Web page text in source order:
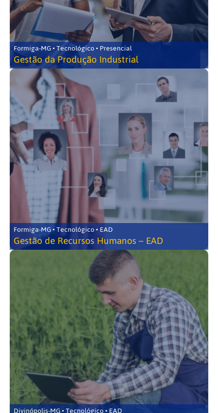
Formiga-MG • Tecnológico • Presencial
Gestão da Produção Industrial
Formiga-MG • Tecnológico • EAD
Gestão de Recursos Humanos – EAD